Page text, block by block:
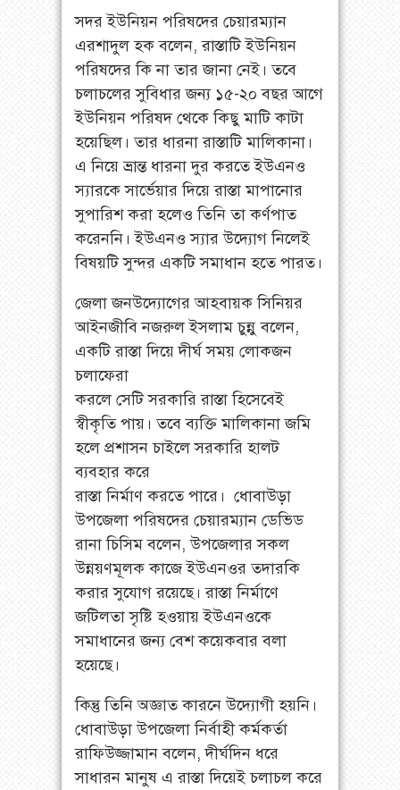
সদর ইউনিয়ন পরিষদের চেয়ারম্যান
এরশাদুল হক বলেন, রাস্তাটি ইউনিয়ন
পরিষদের কি না তার জানা নেই। তবে
চলাচলের সুবিধার জন্য ১৫-২০ বছর আগে
ইউনিয়ন পরিষদ থেকে কিছু মাটি কাটা
হয়েছিল। তার ধারনা রাস্তাটি মালিকানা।
এ নিয়ে ভ্রান্ত ধারনা দুর করতে ইউএনও
স্যারকে সার্ভেয়ার দিয়ে রাস্তা মাপানোর
সুপারিশ করা হলেও তিনি তা কর্ণপাত
করেননি। ইউএনও স্যার উদ্যোগ নিলেই
বিষয়টি সুন্দর একটি সমাধান হতে পারত।
জেলা জনউদ্যোগের আহবায়ক সিনিয়র
আইনজীবি নজরুল ইসলাম চুন্নু বলেন,
একটি রাস্তা দিয়ে দীর্ঘ সময় লোকজন
চলাফেরা
করলে সেটি সরকারি রাস্তা হিসেবেই
স্বীকৃতি পায়। তবে ব্যক্তি মালিকানা জমি
হলে প্রশাসন চাইলে সরকারি হালট
ব্যবহার করে
রাস্তা নির্মাণ করতে পারে। ধোবাউড়া
উপজেলা পরিষদের চেয়ারম্যান ডেভিড
রানা চিসিম বলেন, উপজেলার সকল
উন্নয়ণমূলক কাজে ইউএনওর তদারকি
করার সুযোগ রয়েছে। রাস্তা নির্মাণে
জটিলতা সৃষ্টি হওয়ায় ইউএনওকে
সমাধানের জন্য বেশ কয়েকবার বলা
হয়েছে।
কিন্তু তিনি অজ্ঞাত কারনে উদ্যোগী হয়নি।
ধোবাউড়া উপজেলা নির্বাহী কর্মকর্তা
রাফিউজ্জামান বলেন, দীর্ঘদিন ধরে
সাধারন মানুষ এ রাস্তা দিয়েই চলাচল করে